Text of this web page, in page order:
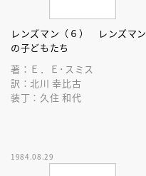
レンズマン（６） レンズマン
の子どもたち
著：Ｅ．Ｅ･スミス
訳：北川 幸比古
装丁：久住 和代
1984.08.29